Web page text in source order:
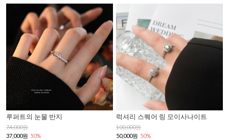
루퍼트의 눈물 반지
74,000원
37,000원 50%
럭셔리 스퀘어 링 모이사나이트
100,000원
50,000원 50%